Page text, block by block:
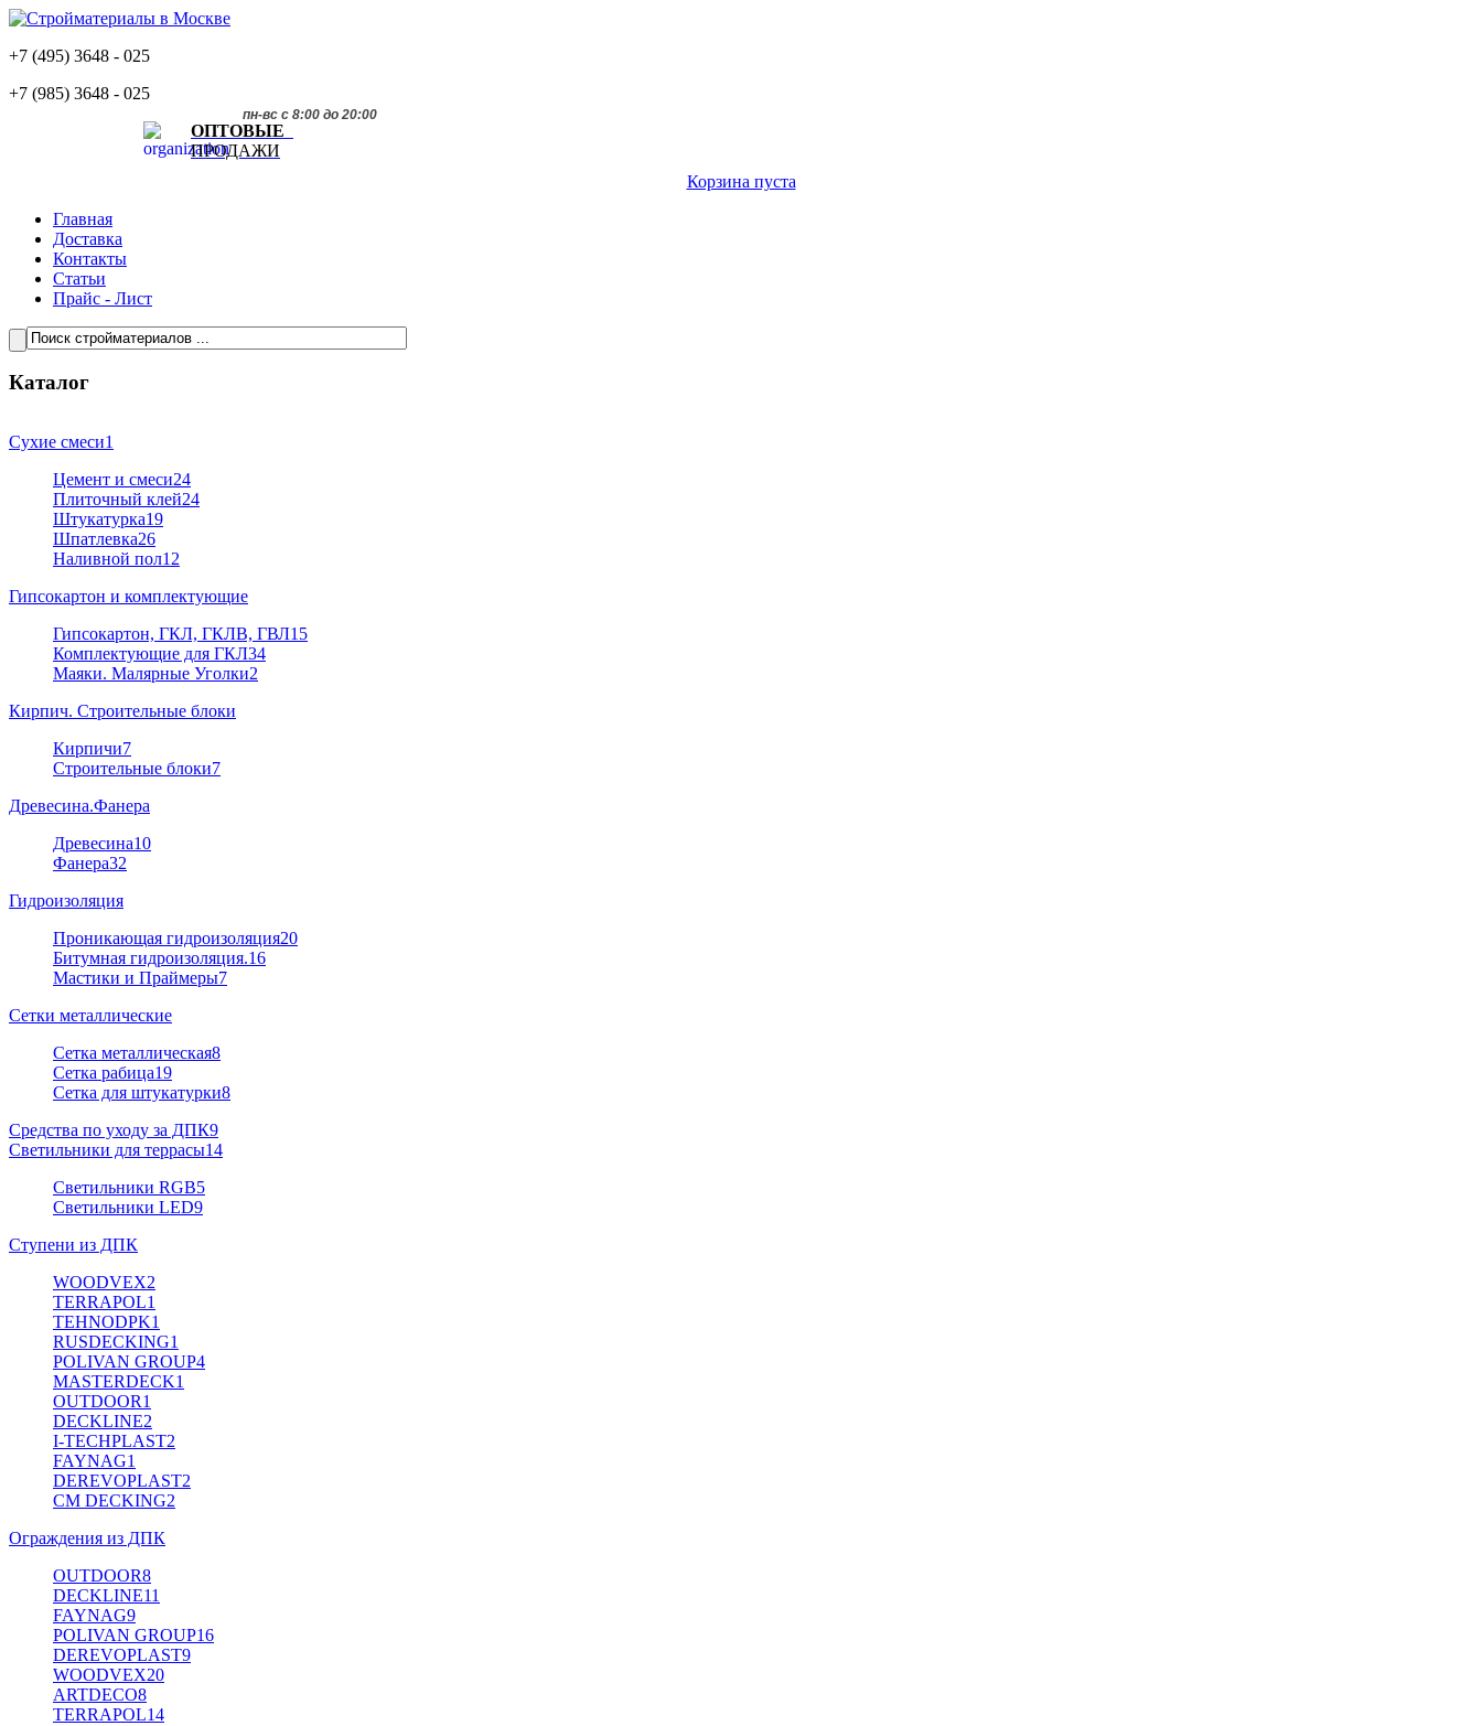
+7 (495) 3648 - 025
+7 (985) 3648 - 025
пн-вс с 8:00 до 20:00
ОПТОВЫЕ
ПРОДАЖИ
Корзина пуста
Главная
Доставка
Контакты
Статьи
Прайс - Лист
Каталог
Сухие смеси1
Цемент и смеси24
Плиточный клей24
Штукатурка19
Шпатлевка26
Наливной пол12
Гипсокартон и комплектующие
Гипсокартон, ГКЛ, ГКЛВ, ГВЛ15
Комплектующие для ГКЛ34
Маяки. Малярные Уголки2
Кирпич. Строительные блоки
Кирпичи7
Строительные блоки7
Древесина.Фанера
Древесина10
Фанера32
Гидроизоляция
Проникающая гидроизоляция20
Битумная гидроизоляция.16
Мастики и Праймеры7
Сетки металлические
Сетка металлическая8
Сетка рабица19
Сетка для штукатурки8
Средства по уходу за ДПК9
Светильники для террасы14
Светильники RGB5
Светильники LED9
Ступени из ДПК
WOODVEX2
TERRAPOL1
TEHNODPK1
RUSDECKING1
POLIVAN GROUP4
MASTERDECK1
OUTDOOR1
DECKLINE2
I-TECHPLAST2
FAYNAG1
DEREVOPLAST2
CM DECKING2
Ограждения из ДПК
OUTDOOR8
DECKLINE11
FAYNAG9
POLIVAN GROUP16
DEREVOPLAST9
WOODVEX20
ARTDECO8
TERRAPOL14